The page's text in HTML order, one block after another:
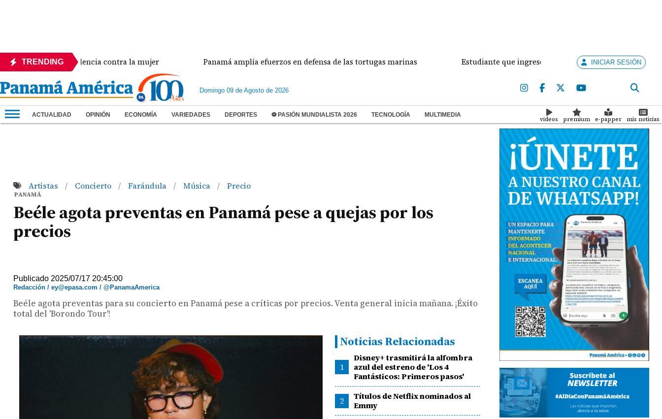
TRENDING
crisis de violencia contra la mujer Panamá amplía efuerzos en defensa de las tortugas marinas Estudiante que ingresó con un arma de fuego al 'Dolores
INICIAR SESIÓN
Domingo 09 de Agosto de 2026
ACTUALIDAD OPINIÓN ECONOMÍA VARIEDADES DEPORTES ⚽ PASIÓN MUNDIALISTA 2026 TECNOLOGÍA MULTIMEDIA
videos premium e-papper mis noticias
Artistas / Concierto / Farándula / Música / Precio
PANAMÁ
Beéle agota preventas en Panamá pese a quejas por los
precios
Publicado 2025/07/17 20:45:00
Redacción / ey@epasa.com / @PanamaAmerica
Beéle agota preventas para su concierto en Panamá pese a críticas por precios. Venta general inicia mañana. ¡Éxito
total del 'Borondo Tour'!
Noticias Relacionadas
1
Disney+ trasmitirá la alfombra
azul del estreno de 'Los 4
Fantásticos: Primeros pasos'
2
Títulos de Netflix nominados al
Emmy